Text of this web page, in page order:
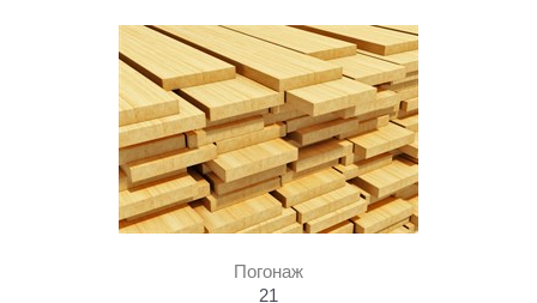
Погонаж
21